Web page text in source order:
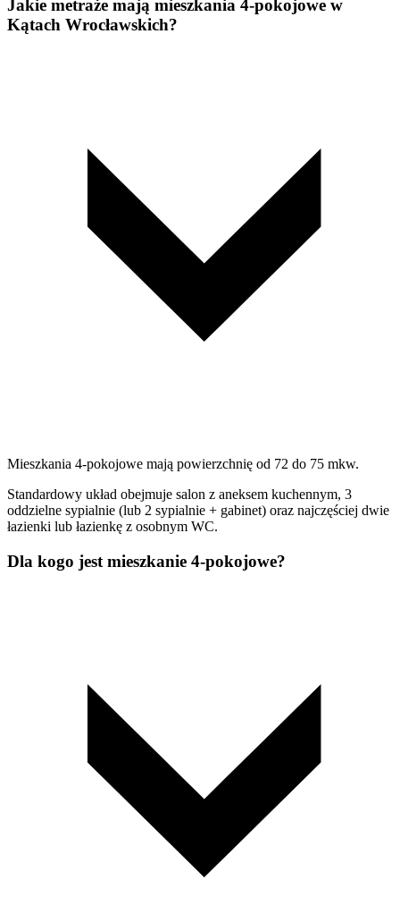
Jakie metraże mają mieszkania 4-pokojowe w
Kątach Wrocławskich?
Mieszkania 4-pokojowe mają powierzchnię od 72 do 75 mkw.
Standardowy układ obejmuje salon z aneksem kuchennym, 3
oddzielne sypialnie (lub 2 sypialnie + gabinet) oraz najczęściej dwie
łazienki lub łazienkę z osobnym WC.
Dla kogo jest mieszkanie 4-pokojowe?